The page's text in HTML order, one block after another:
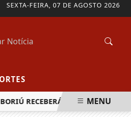
SEXTA-FEIRA, 07 DE AGOSTO 2026
RECEBERÁ MAIS DE 120MENU